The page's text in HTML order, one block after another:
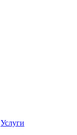
Услуги